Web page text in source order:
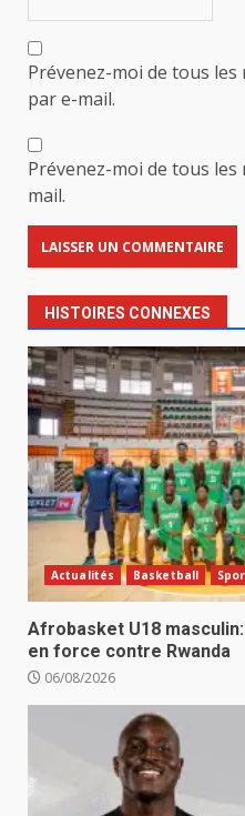
Prévenez-moi de tous
par e-mail.
Prévenez-moi de tous
mail.
HISTOIRES CONNEXES
Actualités Basketball
Afrobasket U18
en force contre Rwanda
06/08/2026